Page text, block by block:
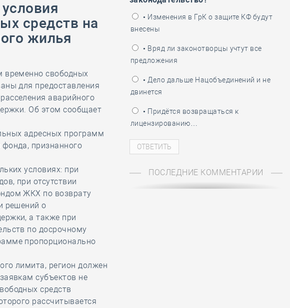
28 мая -
средств на
жилья
временно свободных
для предоставления
аварийного
Об этом сообщает
адресных программ
признанного
условиях: при
при отсутствии
ЖКХ по возврату
решений о
а также при
по досрочному
пропорционально
лимита, регион должен
субъектов не
средств
рассчитывается
• Изменения в ГрК о защите КФ будут
внесены
• Вряд ли законотворцы учтут все
предложения
• Дело дальше Нацобъединений и не
двинется
• Придётся возвращаться к
лицензированию…
ПОСЛЕДНИЕ КОММЕНТАРИИ